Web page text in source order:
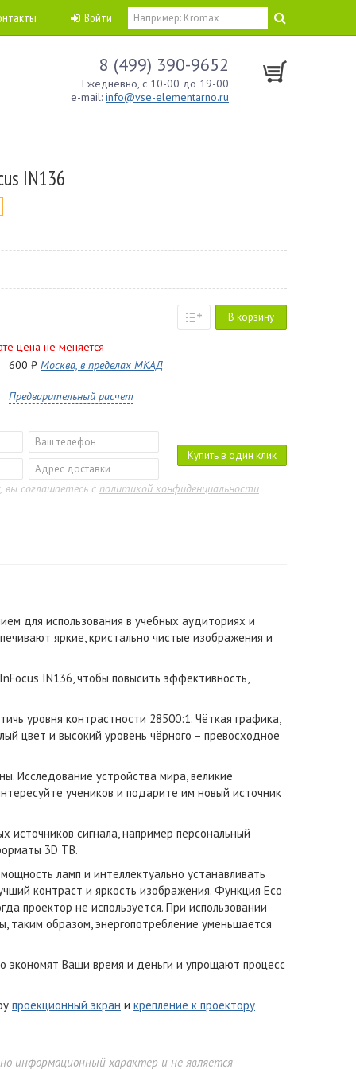
Войти
8 (499) 390-9652
Ежедневно, с 10-00 до 19-00
e-mail: info@vse-elementarno.ru
IN136
В корзину
цена не меняется
600 ₽ Москва, в пределах МКАД
Предварительный расчет
Купить в один клик
вы соглашаетесь с политикой конфиденциальности
для использования в учебных аудиториях и
яркие, кристально чистые изображения и
IN136, чтобы повысить эффективность,
уровня контрастности 28500:1. Чёткая графика,
цвет и высокий уровень чёрного – превосходное
Исследование устройства мира, великие
учеников и подарите им новый источник
сигнала, например персональный
3D ТВ.
ламп и интеллектуально устанавливать
контраст и яркость изображения. Функция Eco
проектор не используется. При использовании
образом, энергопотребление уменьшается
экономят Ваши время и деньги и упрощают процесс
проекционный экран и крепление к проектору
информационный характер и не является